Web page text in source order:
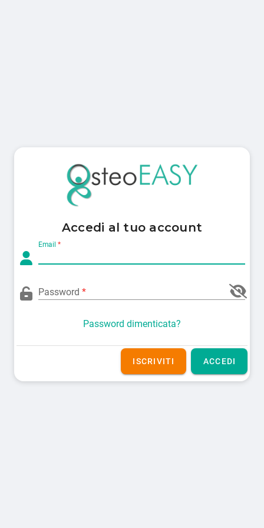
Accedi al tuo account
Email
Password
Password dimenticata?
ISCRIVITI ACCEDI